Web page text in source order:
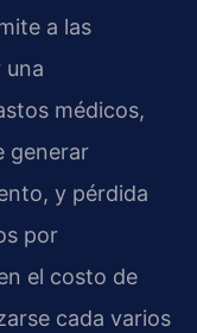
a las
una
médicos,
generar
y pérdida
por
el costo de
cada varios